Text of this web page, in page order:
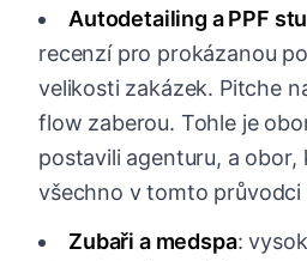
Autodetailing a PPF
recenzí pro prokázanou
velikosti zakázek. Pitche
flow zaberou. Tohle je
postavili agenturu, a obor,
všechno v tomto průvodci
Zubaři a medspa: